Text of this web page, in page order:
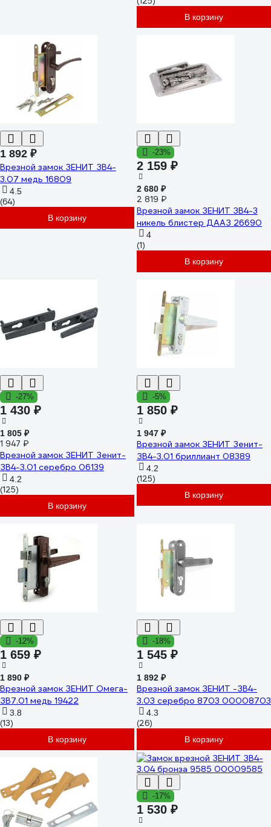
В корзину
1 892 ₽
Врезной замок ЗЕНИТ ЗВ4-
3.07 медь 16809
4.5
(64)
В корзину
-23%
2 159 ₽
2 680 ₽
2 819 ₽
Врезной замок ЗЕНИТ ЗВ4-3
никель блистер ДААЗ 26690
4
(1)
В корзину
-27%
1 430 ₽
1 805 ₽
1 947 ₽
Врезной замок ЗЕНИТ Зенит-
ЗВ4-3.01 серебро 06139
4.2
(125)
В корзину
-5%
1 850 ₽
1 947 ₽
Врезной замок ЗЕНИТ Зенит-
ЗВ4-3.01 бриллиант 08389
4.2
(125)
В корзину
-12%
1 659 ₽
1 890 ₽
Врезной замок ЗЕНИТ Омега-
ЗВ7.01 медь 19422
3.8
(13)
В корзину
-18%
1 545 ₽
1 892 ₽
Врезной замок ЗЕНИТ -ЗВ4-
3.03 серебро 8703 00008703
4.3
(26)
В корзину
-17%
1 530 ₽